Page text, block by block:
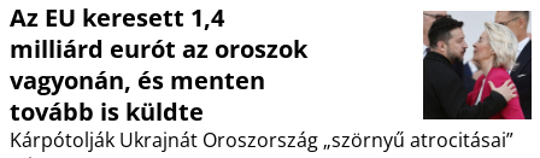
Az EU keresett 1,4
milliárd eurót az oroszok
vagyonán, és menten
tovább is küldte
Kárpótolják Ukrajnát Oroszország „szörnyű atrocitásai”